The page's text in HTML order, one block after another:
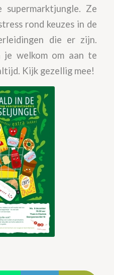
Ze
rond keuzes in de
die er zijn.
welkom om aan te
Kijk gezellig mee!